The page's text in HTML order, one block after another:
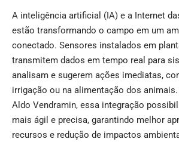
A inteligência artificial (IA) e a Internet
estão transformando o campo em um
conectado. Sensores instalados em
transmitem dados em tempo real para
analisam e sugerem ações imediatas,
irrigação ou na alimentação dos
Aldo Vendramin, essa integração
mais ágil e precisa, garantindo melhor
recursos e redução de impactos